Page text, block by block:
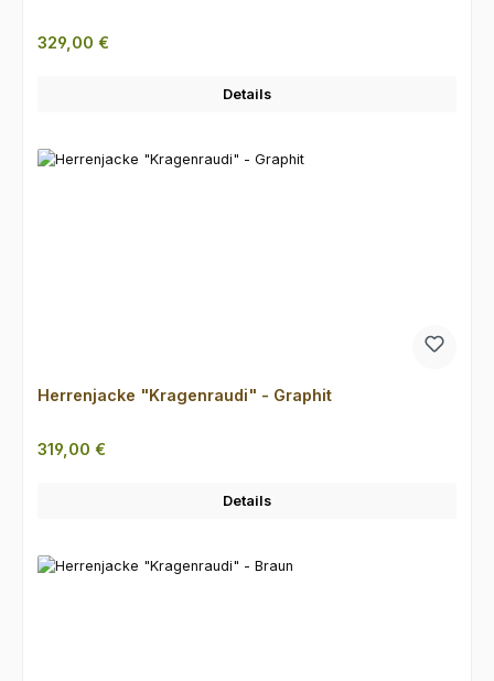
Regulärer Preis:
329,00 €
Details
Herrenjacke "Kragenraudi" - Graphit
Regulärer Preis:
319,00 €
Details